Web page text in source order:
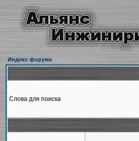
Индекс форума
Слова для поиска